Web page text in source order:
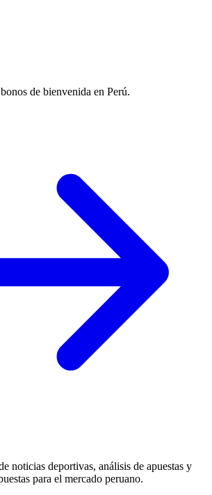
de bienvenida en Perú.
noticias deportivas, análisis de apuestas y
para el mercado peruano.